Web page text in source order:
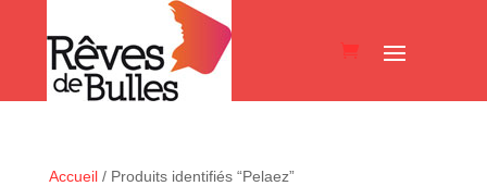
Accueil/ Produits identifiés “Pelaez”